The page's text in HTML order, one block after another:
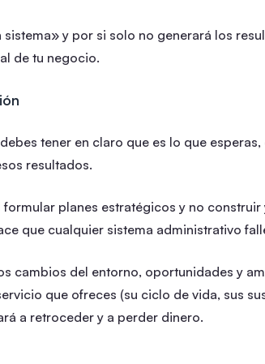
sistema» y por si solo no generará los
de tu negocio.
tener en claro que es lo que
resultados.
planes estratégicos y no construir
que cualquier sistema administrativo
cambios del entorno, oportunidades y
que ofreces (su ciclo de vida, sus
a retroceder y a perder dinero.